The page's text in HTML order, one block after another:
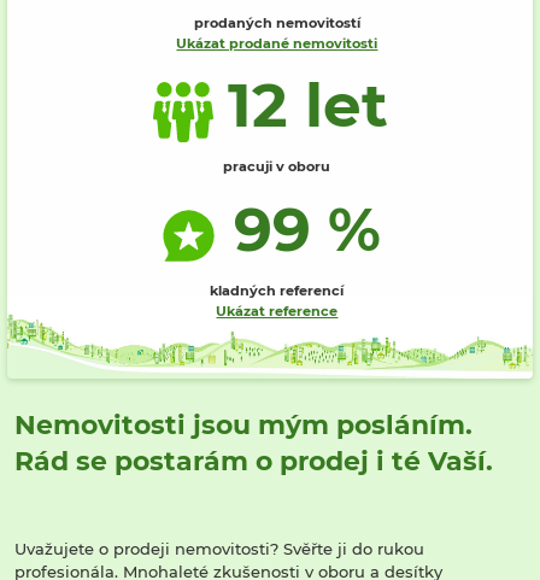
prodaných nemovitostí
Ukázat prodané nemovitosti
12 let
pracuji v oboru
99 %
kladných referencí
Ukázat reference
Nemovitosti jsou mým posláním.
Rád se postarám o prodej i té Vaší.
Uvažujete o prodeji nemovitosti? Svěřte ji do rukou
profesionála. Mnohaleté zkušenosti v oboru a desítky